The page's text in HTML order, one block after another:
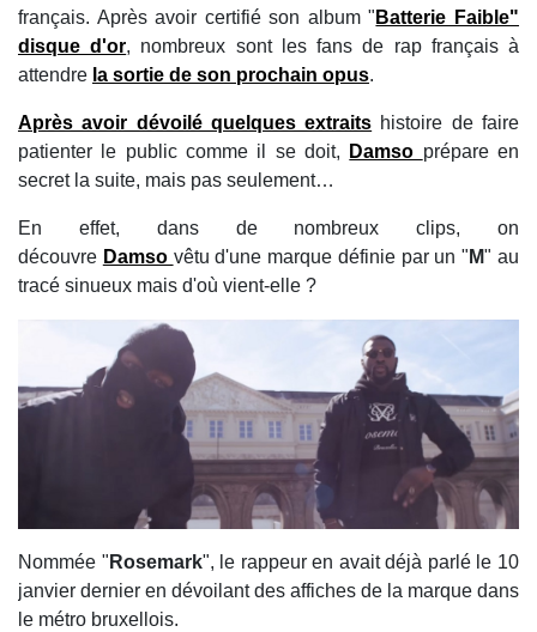
français. Après avoir certifié son album " Batterie Faible"
disque d'or, nombreux sont les fans de rap français à
attendre la sortie de son prochain opus.
Après avoir dévoilé quelques extraits histoire de faire
patienter le public comme il se doit,
Damso prépare en
secret la suite, mais pas seulement…
En effet, dans de nombreux clips, on
découvre Damso vêtu d'une marque définie par un " M" au
tracé sinueux mais d'où vient-elle ?
Nommée " Rosemark", le rappeur en avait déjà parlé le 10
janvier dernier en dévoilant des affiches de la marque dans
le métro bruxellois.